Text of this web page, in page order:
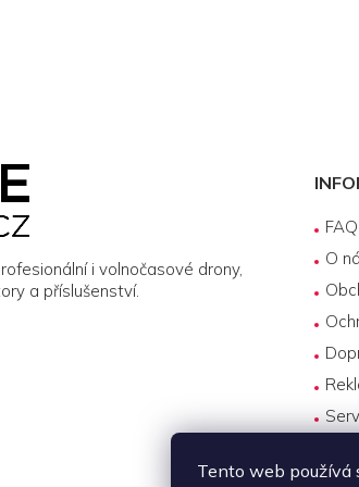
Tento web používá
i volnočasové drony,
a příslušenství.
FAQ
O